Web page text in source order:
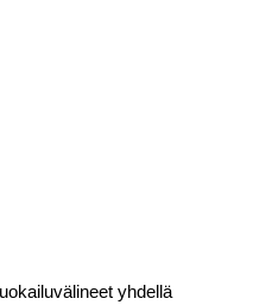
yhdellä